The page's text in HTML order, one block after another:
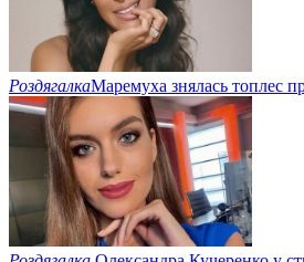
РоздягалкаМаремуха знялась топлес